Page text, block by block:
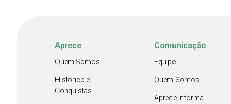
Aprece
Quem Somos
Histórico e
Conquistas
Comunicação
Equipe
Quem Somos
Aprece Informa